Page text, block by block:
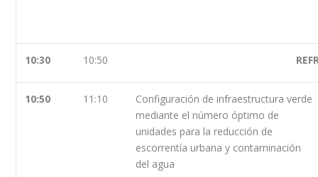
10:30 10:50
10:50 11:10
Configuración de infraestructura verde
mediante el número óptimo de
unidades para la reducción de
escorrentía urbana y contaminación
del agua